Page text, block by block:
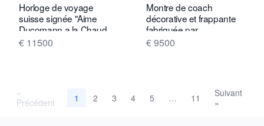
Horloge de voyage
suisse signée "Aime
Ducomann a la Chaud
du Fonds" sur le cadran
€ 11500
Montre de coach
décorative et frappante
fabriquée par
€ 9500
«
Précédent
1 2 3 4 5 … 11
Suivant
»